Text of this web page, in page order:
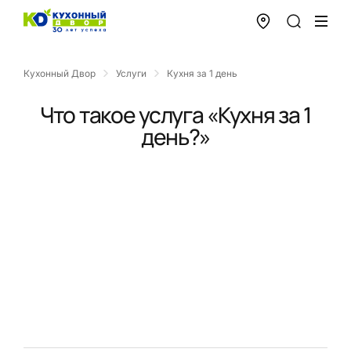
Кухонный Двор Услуги Кухня за 1 день
Что такое услуга «Кухня за 1
день?»